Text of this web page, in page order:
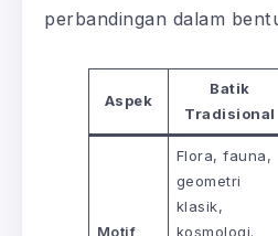
perbandingan dalam
Aspek
Batik
Tradisional
Motif
Flora, fauna,
geometri
klasik,
kosmologi.